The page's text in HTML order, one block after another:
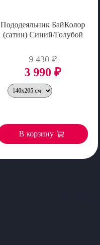
Пододеяльник БайКолор
(сатин) Синий/Голубой
9 430 ₽
3 990 ₽
В корзину